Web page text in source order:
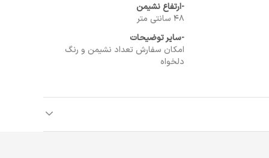
-ارتفاع نشیمن
48 سانتی متر
-ساير توضيحات
امکان سفارش تعداد نشیمن و رنگ
دلخواه